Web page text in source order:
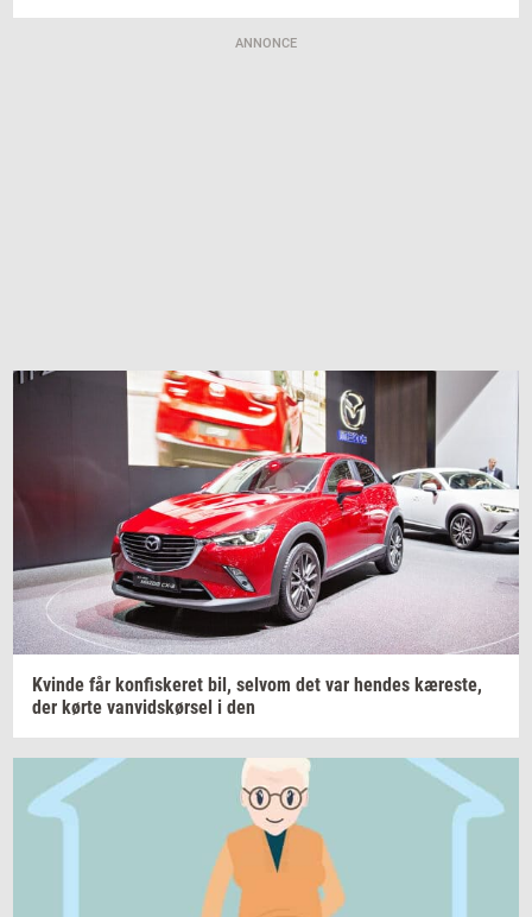
ANNONCE
Kvin­de får kon­fi­ske­ret bil, selv­om det var hen­des kæ­re­ste,
der kørte van­vids­kør­sel i den